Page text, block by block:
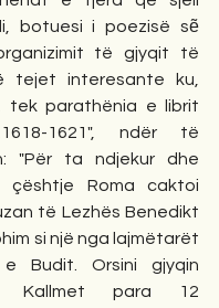
botuesi i poezisë sẽ
të gjyqit të
tejet interesante ku,
tek parathënia e librit
1621", ndër të
"Për ta ndjekur dhe
çështje Roma caktoi
të Lezhës Benedikt
si një nga lajmëtarët
Budit. Orsini gjyqin
Kallmet para 12